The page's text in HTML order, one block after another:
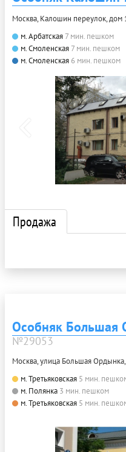
Москва, Калошин переулок, дом
м. Арбатская 7 мин. пешком
м. Смоленская 7 мин. пешком
м. Смоленская 6 мин. пешком
Продажа
Особняк Большая
№29053
Москва, улица Большая Ордынка,
м. Третьяковская 5 мин.
м. Полянка 3 мин. пешком
м. Третьяковская 5 мин.